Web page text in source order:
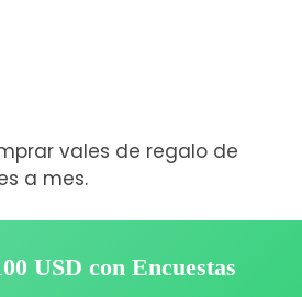
vales de regalo de
a mes.
USD con Encuestas